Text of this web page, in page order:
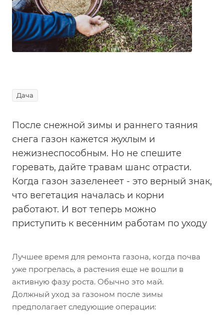
Дача
После снежной зимы и раннего таяния
снега газон кажется жухлым и
нежизнеспособным. Но не спешите
горевать, дайте травам шанс отрасти.
Когда газон зазеленеет - это верный знак,
что вегетация началась и корни
работают. И вот теперь можно
приступить к весенним работам по уходу
Лучшее время для ремонта газона, когда почва
уже прогрелась, а растения еще не вошли в
активную фазу роста. Обычно это май.
Должный уход за газоном после зимы
предполагает следующие операции: